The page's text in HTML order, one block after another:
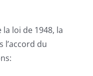
loi de 1948, la
l’accord du